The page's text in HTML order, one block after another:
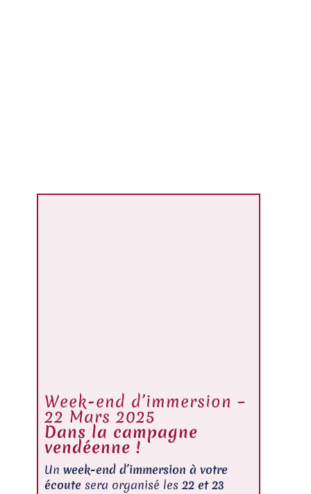
Week-end d’immersion –
22 Mars 2025
Dans la campagne
vendéenne !
Unweek-end d’immersion à votre
écoute sera organisé les 22 et 23